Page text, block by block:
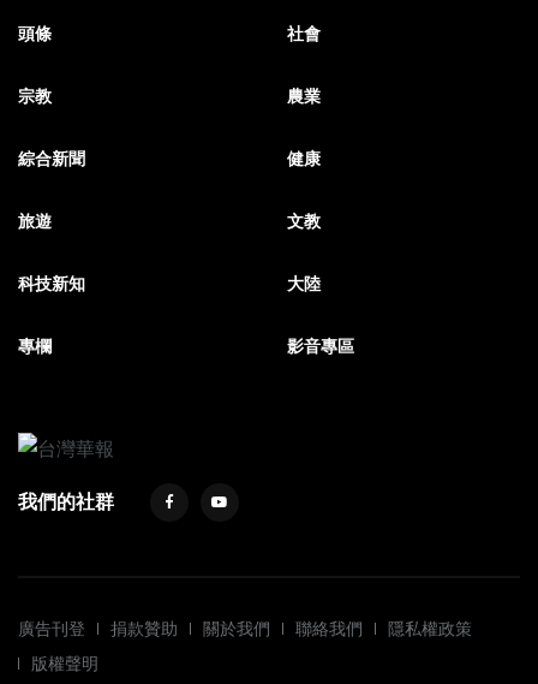
頭條 社會
宗教 農業
綜合新聞 健康
旅遊 文教
科技新知 大陸
專欄 影音專區
我們的社群
廣告刊登 捐款贊助 關於我們 聯絡我們
隱私權政策
版權聲明